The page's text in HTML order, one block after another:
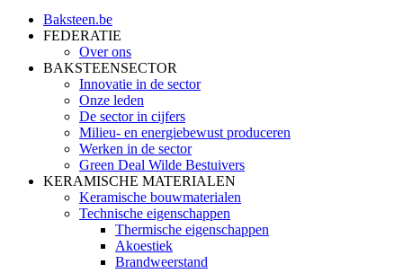
Baksteen.be
FEDERATIE
Over ons
BAKSTEENSECTOR
Innovatie in de sector
Onze leden
De sector in cijfers
Milieu- en energiebewust produceren
Werken in de sector
Green Deal Wilde Bestuivers
KERAMISCHE MATERIALEN
Keramische bouwmaterialen
Technische eigenschappen
Thermische eigenschappen
Akoestiek
Brandweerstand